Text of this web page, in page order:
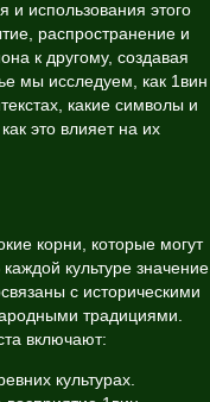
и использования этого
распространение и
к другому, создавая
мы исследуем, как 1вин
какие символы и
это влияет на их
корни, которые могут
культуре значение
с историческими
традициями.
включают:
культурах.